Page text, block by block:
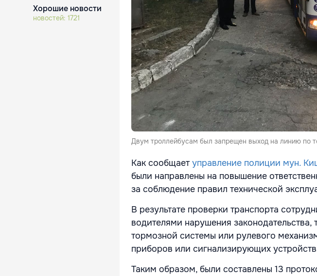
Хорошие новости
новостей: 1721
Двум троллейбусам был запрещен выход на линию по
Как сообщаетуправление полиции мун.
были направлены на повышение
за соблюдение правил технической
В результате проверки транспорта
водителями нарушения законодательства,
тормозной системы или рулевого
приборов или сигнализирующих
Таким образом, были составлены 13